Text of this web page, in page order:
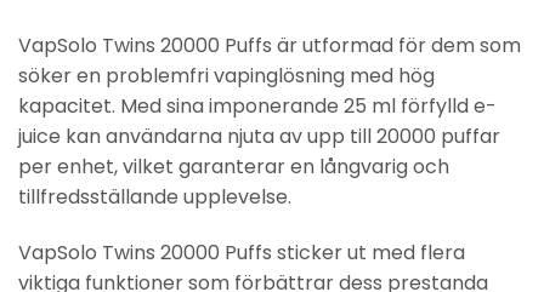
VapSolo Twins 20000 Puffs är utformad för dem som
söker en problemfri vapinglösning med hög
kapacitet. Med sina imponerande 25 ml förfylld e-
juice kan användarna njuta av upp till 20000 puffar
per enhet, vilket garanterar en långvarig och
tillfredsställande upplevelse.
VapSolo Twins 20000 Puffs sticker ut med flera
viktiga funktioner som förbättrar dess prestanda